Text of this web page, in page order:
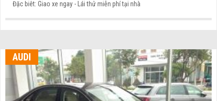
Đặc biêt: Giao xe ngay - Lái thử miễn phí tại nhà
AUDI